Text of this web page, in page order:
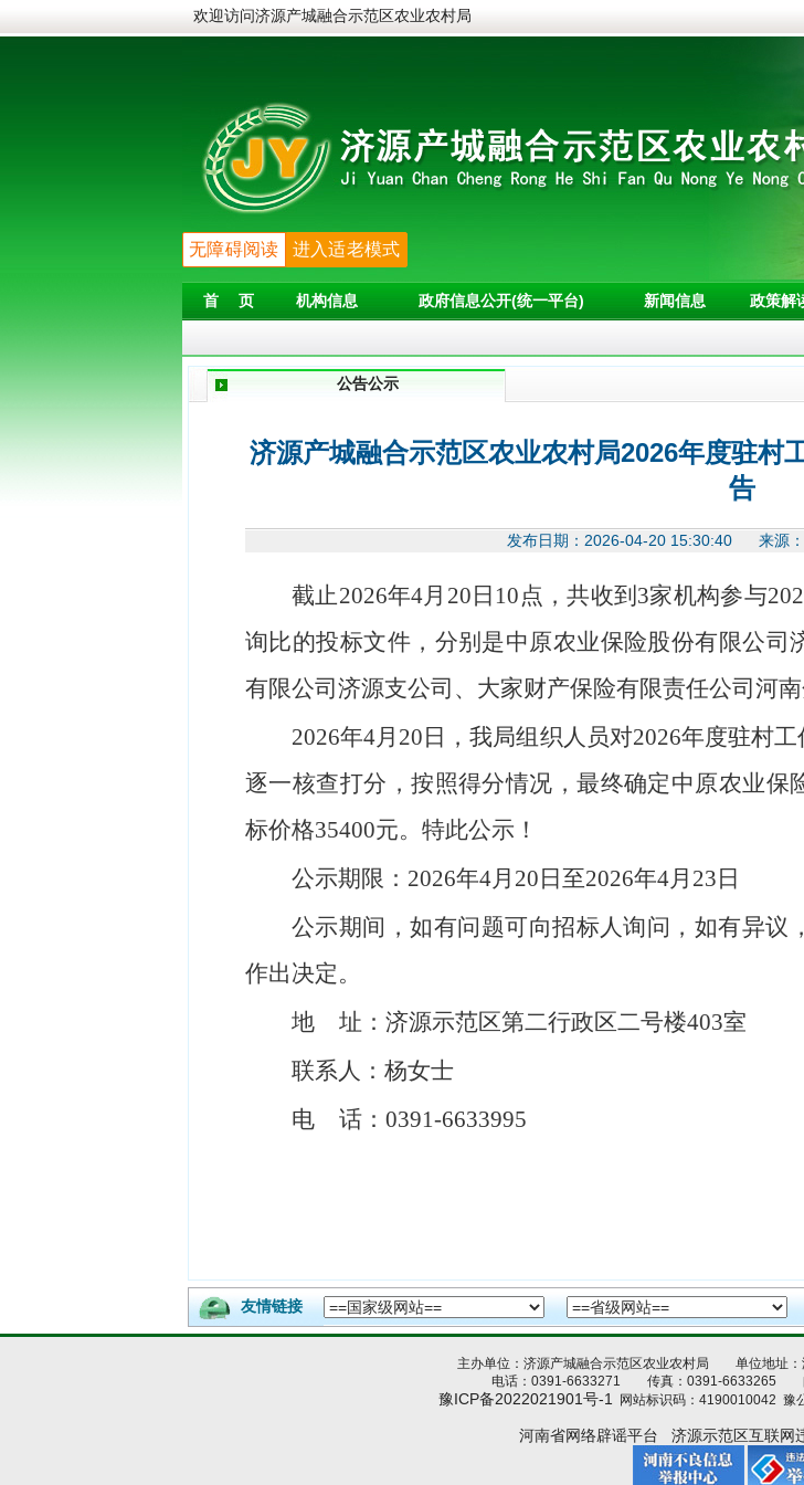
欢迎访问济源产城融合示范区农业农村局
无障碍阅读 进入适老模式
首 页 机构信息 政府信息公开(统一平台) 新闻信息 政策解
公告公示
济源产城融合示范区农业农村局2026年度驻村
告
发布日期：2026-04-20 15:30:40 来
截止2026年4月 20 日 10点 ，共收到 3家机构参与
询比的投标文件 ，分别是中原农业保险股份有限公司
有限公司济源支公司 、 大家财产保险有限责任公司河
2026年4月 20 日 ，我局组织人员对2026年度驻村工
逐一核查打分，按照得分情况 ，最终确定中原农业保
标价格35400元。特此公示！
公示期限： 2026年4月 20 日至2026年4月 23 日
公示期间，如有问题可向招标人询问，如有异议
作出决定。
地 址：济源示范区第二行政区二号楼403室
联系人： 杨女士
电 话： 0391-6633995
友情链接
主办单位：济源产城融合示范区农业农村局 单位地址：
电话：0391-6633271 传真：0391-6633265 邮
豫ICP备2022021901号-1 网站标识码：4190010042 豫
河南省网络辟谣平台 济源示范区互联网